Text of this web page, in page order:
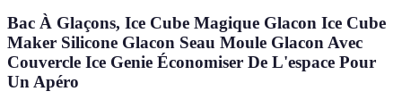
Bac À Glaçons, Ice Cube Magique Glacon Ice Cube
Maker Silicone Glacon Seau Moule Glacon Avec
Couvercle Ice Genie Économiser De L'espace Pour
Un Apéro